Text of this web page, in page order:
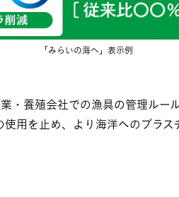
「みらいの海へ」表示例
・養殖会社での漁具の管理ル
用を止め、より海洋へのプラ